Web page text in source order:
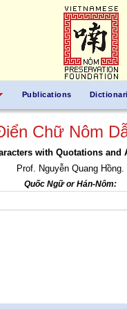
Publications
Chữ Nôm
with Quotations and
Prof. Nguyễn Quang Hồng.
Quốc Ngữ or Hán-Nôm: